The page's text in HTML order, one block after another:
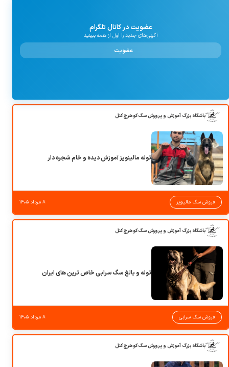
عضویت در کانال تلگرام
آگهی‌های جدید را اول از همه ببینید
عضویت
باشگاه بزرگ آموزش و پرورش سگ کوهرج کنل
توله مالینویز آموزش دیده و خام شجره دار
فروش سگ مالینویز ۸ مرداد ۱۴۰۵
باشگاه بزرگ آموزش و پرورش سگ کوهرج کنل
توله و بالغ سگ سرابی خاص ترین های ایران
فروش سگ سرابی ۸ مرداد ۱۴۰۵
باشگاه بزرگ آموزش و پرورش سگ کوهرج کنل